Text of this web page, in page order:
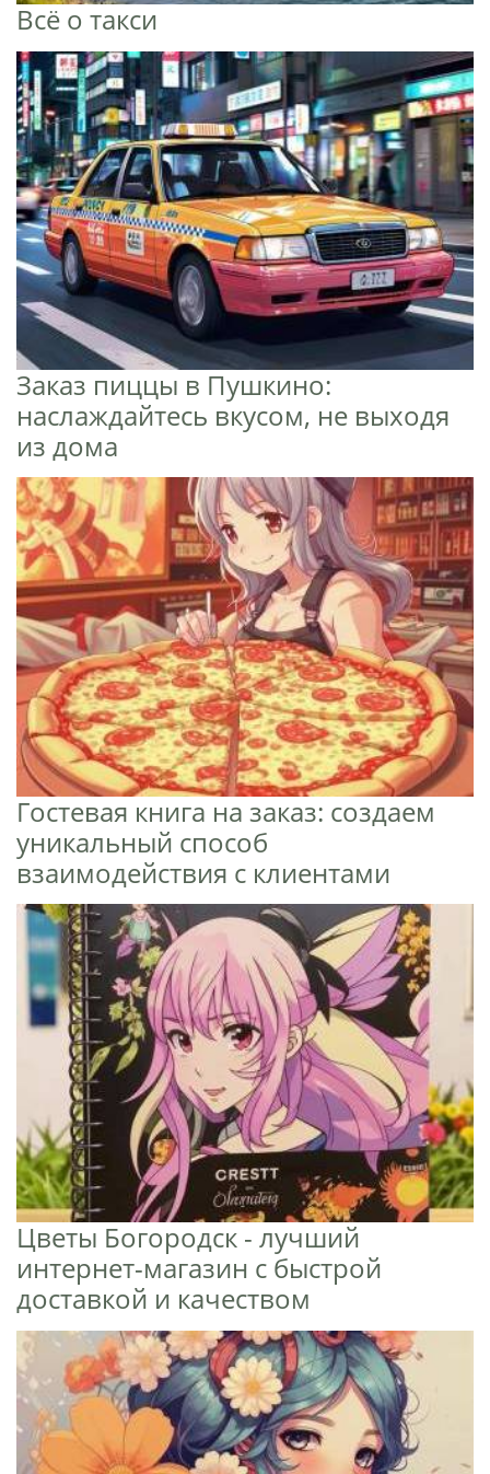
Всё о такси
Заказ пиццы в Пушкино:
наслаждайтесь вкусом, не выходя
из дома
Гостевая книга на заказ: создаем
уникальный способ
взаимодействия с клиентами
Цветы Богородск - лучший
интернет-магазин с быстрой
доставкой и качеством